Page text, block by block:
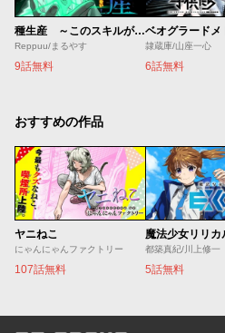
種生産 ～このスキルがチートだとまだ誰も気付いていない～
Reppuu/まるやす
9話無料
隷蔵庫/山座一心
6話無料
おすすめの作品
ヤニねこ
にゃんにゃんファクトリー
107話無料
都築真紀/川上修一
5話無料